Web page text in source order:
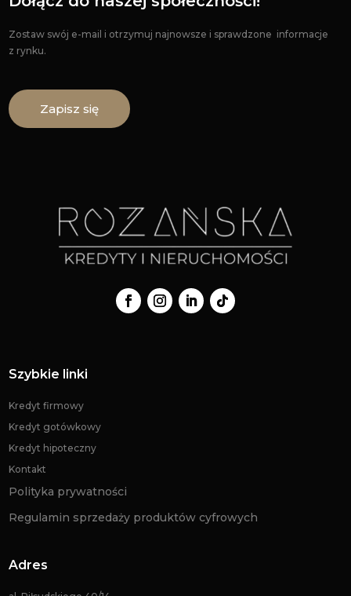
Zostaw swój e-mail i otrzymuj najnowsze i sprawdzone informacje
z rynku.
Zapisz się
Szybkie linki
Kredyt firmowy
Kredyt gotówkowy
Kredyt hipoteczny
Kontakt
Polityka prywatności
Regulamin sprzedaży produktów cyfrowych
Adres